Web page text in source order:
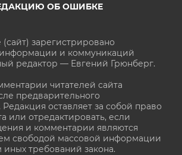
ОБ ОШИБКЕ
зарегистрировано
и коммуникаций
редактор — Евгений Грюнберг.
читателей сайта
предварительного
оставляет за собой право
или отредактировать, если
и комментарии являются
свободой массовой информации
требований закона.